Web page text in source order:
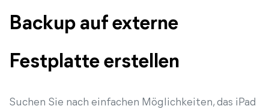
Backup auf externe
Festplatte erstellen
Suchen Sie nach einfachen Möglichkeiten, das iPad